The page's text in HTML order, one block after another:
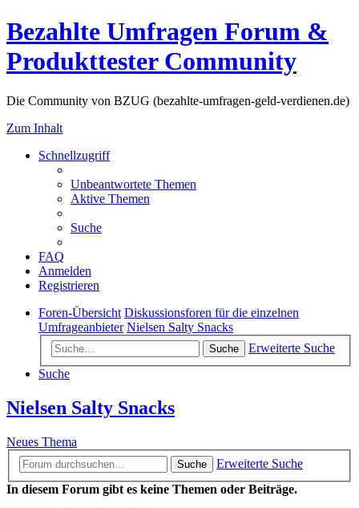
Bezahlte Umfragen Forum &
Produkttester Community
Die Community von BZUG (bezahlte-umfragen-geld-verdienen.de)
Zum Inhalt
Schnellzugriff
Unbeantwortete Themen
Aktive Themen
Suche
FAQ
Anmelden
Registrieren
Foren-Übersicht Diskussionsforen für die einzelnen
Umfrageanbieter Nielsen Salty Snacks
Suche
Erweiterte Suche
Suche
Nielsen Salty Snacks
Neues Thema
Suche
Erweiterte Suche
In diesem Forum gibt es keine Themen oder Beiträge.